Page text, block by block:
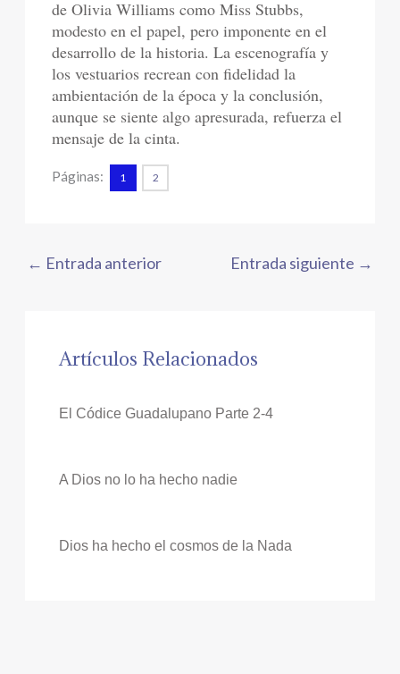
de Olivia Williams como Miss Stubbs,
modesto en el papel, pero imponente en el
desarrollo de la historia. La escenografía y
los vestuarios recrean con fidelidad la
ambientación de la época y la conclusión,
aunque se siente algo apresurada, refuerza el
mensaje de la cinta.
Páginas: 1 2
← Entrada anterior Entrada siguiente →
Artículos Relacionados
El Códice Guadalupano Parte 2-4
A Dios no lo ha hecho nadie
Dios ha hecho el cosmos de la Nada